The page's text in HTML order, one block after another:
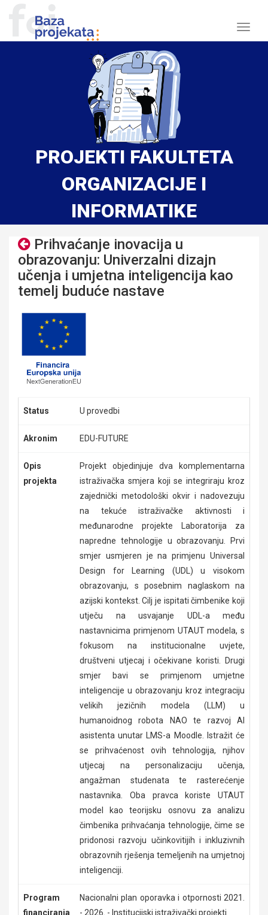
PROJEKTI FAKULTETA
ORGANIZACIJE I
INFORMATIKE
Prihvaćanje inovacija u
obrazovanju: Univerzalni dizajn
učenja i umjetna inteligencija kao
temelj buduće nastave
Status U provedbi
Akronim EDU-FUTURE
Opis
projekta
Projekt objedinjuje dva komplementarna
istraživačka smjera koji se integriraju kroz
zajednički metodološki okvir i nadovezuju
na tekuće istraživačke aktivnosti i
međunarodne projekte Laboratorija za
napredne tehnologije u obrazovanju. Prvi
smjer usmjeren je na primjenu Universal
Design for Learning (UDL) u visokom
obrazovanju, s posebnim naglaskom na
azijski kontekst. Cilj je ispitati čimbenike koji
utječu na usvajanje UDL-a među
nastavnicima primjenom UTAUT modela, s
fokusom na institucionalne uvjete,
društveni utjecaj i očekivane koristi. Drugi
smjer bavi se primjenom umjetne
inteligencije u obrazovanju kroz integraciju
velikih jezičnih modela (LLM) u
humanoidnog robota NAO te razvoj AI
asistenta unutar LMS-a Moodle. Istražit će
se prihvaćenost ovih tehnologija, njihov
utjecaj na personalizaciju učenja,
angažman studenata te rasterećenje
nastavnika. Oba pravca koriste UTAUT
model kao teorijsku osnovu za analizu
čimbenika prihvaćanja tehnologije, čime se
pridonosi razvoju učinkovitijih i inkluzivnih
obrazovnih rješenja temeljenih na umjetnoj
inteligenciji.
Program
financiranja
Nacionalni plan oporavka i otpornosti 2021.
- 2026. - Institucijski istraživački projekti